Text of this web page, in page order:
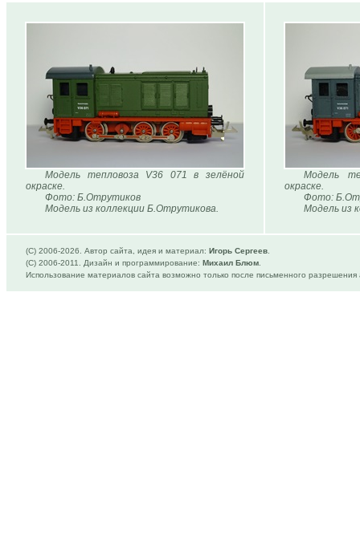
Модель тепловоза V36 071 в зелёной
окраске.
Фото: Б.Отрутиков
Модель из коллекции Б.Отрутикова.
Модель
окраске.
Фото:
Модель из
(C) 2006-2026. Автор сайта, идея и материал: Игорь Сергеев
(C) 2006-2011. Дизайн и программирование: Михаил Блюм
Использование материалов сайта возможно только после письменного разрешения